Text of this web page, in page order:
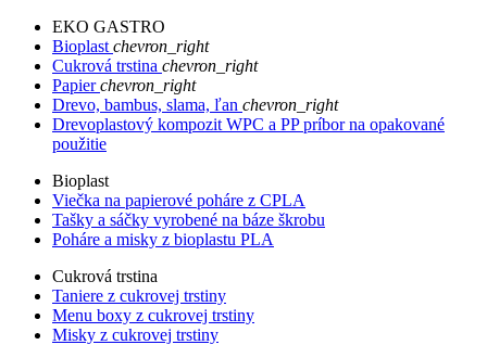
EKO GASTRO
Bioplast chevron_right
Cukrová trstina chevron_right
Papierchevron_right
Drevo, bambus, slama, ľan chevron_right
Drevoplastový kompozit WPC a PP príbor na opakované
použitie
Bioplast
Viečka na papierové poháre z CPLA
Tašky a sáčky vyrobené na báze škrobu
Poháre a misky z bioplastu PLA
Cukrová trstina
Taniere z cukrovej trstiny
Menu boxy z cukrovej trstiny
Misky z cukrovej trstiny